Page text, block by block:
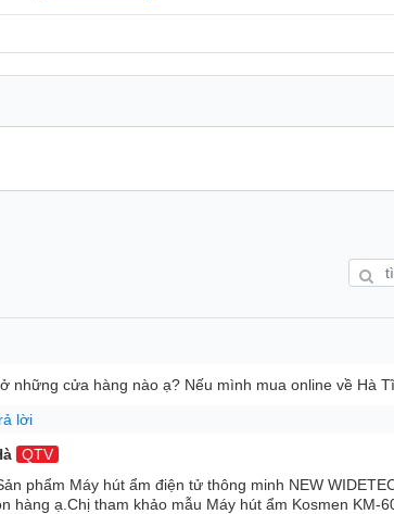
New Widetech 60L với thiết kế tối ưu, tiện
mang trên mình thiết kế hiện đại cùng
bạc hỗ trợ ngăn chặn sự phát triển của vi khuẩn
bạn. Ngoài ra, phần chân đế của máy còn
lợi giúp người dùng di chuyển thiết bị đến vị trí
mức độ cũng như độ ẩm không khí tại thời điểm
những cửa hàng nào ạ? Nếu mình mua online về Hà
lời
QTV
phẩm Máy hút ẩm điện tử thông minh NEW
hàng ạ.Chị tham khảo mẫu Máy hút ẩm Kosmen KM-